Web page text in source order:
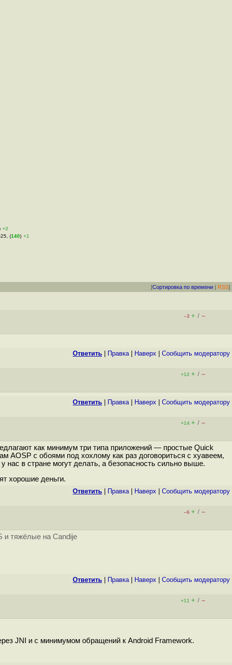
+2
(140) +1
[Сортировка по времени | RSS]
–3 + / –
Ответить Правка| Наверх Cообщить модератору
+12 + / –
Ответить Правка| Наверх Cообщить модератору
+14 + / –
как минимум три типа приложений — простые Quick
с обоями под хохлому как раз договориться с хуавеем,
нас в стране могут делать, а безопасность сильно выше.
хорошие деньги.
Ответить Правка| Наверх Cообщить модератору
–6 + / –
и тяжёлые на Candije
Ответить Правка| Наверх Cообщить модератору
+11 + / –
JNI и с минимумом обращений к Android Framework.